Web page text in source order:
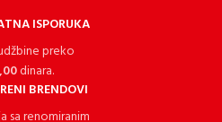
ISPORUKA
preko
dinara.
BRENDOVI
sa renomiranim